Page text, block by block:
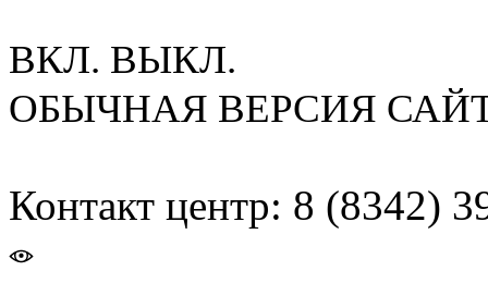
ВКЛ. ВЫКЛ.
ОБЫЧНАЯ ВЕРСИЯ
Контакт центр: 8 (8342)